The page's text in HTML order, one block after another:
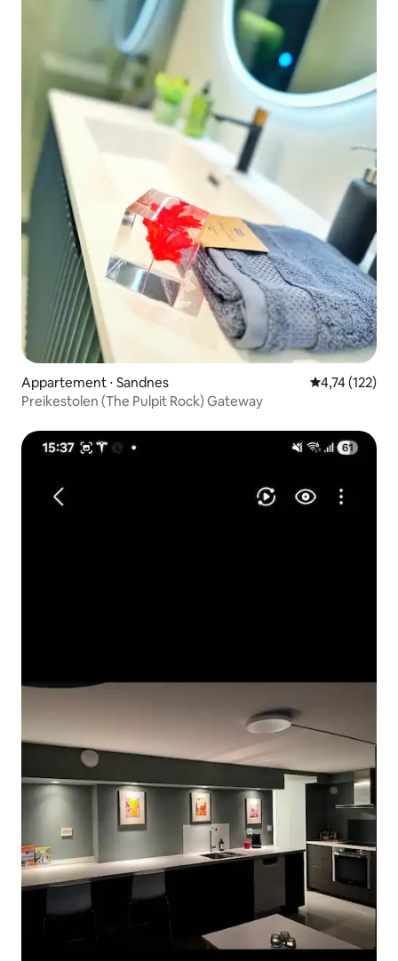
Appartement ⋅ Sandnes Évaluation
4,74 (122)
Preikestolen (The Pulpit Rock) Gateway